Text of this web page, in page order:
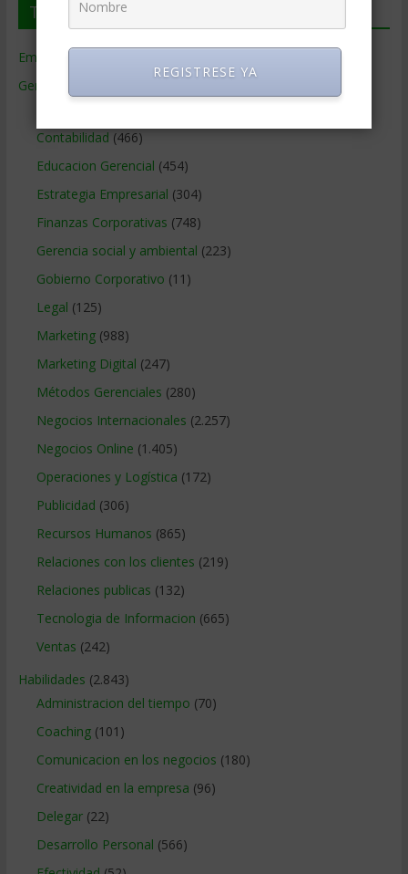
Temas de Gerencia
Empresas de Gerencia
Gerencia
Contabilidad (466)
Educacion Gerencial (454)
Estrategia Empresarial (304)
Finanzas Corporativas (748)
Gerencia social y ambiental (223)
Gobierno Corporativo (11)
Legal (125)
Marketing(988)
Marketing Digital (247)
Métodos Gerenciales (280)
Negocios Internacionales (2.257)
Negocios Online (1.405)
Operaciones y Logística (172)
Publicidad (306)
Recursos Humanos (865)
Relaciones con los clientes (219)
Relaciones publicas (132)
Tecnologia de Informacion (665)
Ventas (242)
Habilidades (2.843)
Administracion del tiempo (70)
Coaching(101)
Comunicacion en los negocios (180)
Creatividad en la empresa (96)
Delegar(22)
Desarrollo Personal (566)
REGISTRESE YA